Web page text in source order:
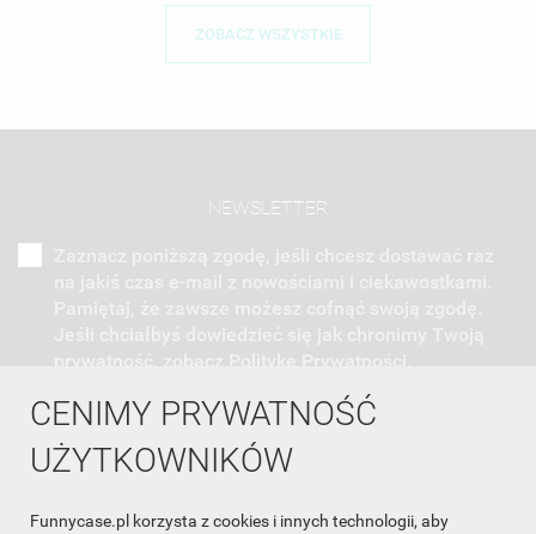
CENIMY PRYWATNOŚĆ
UŻYTKOWNIKÓW
Funnycase.pl korzysta z cookies i innych technologii, aby
ZOBACZ WSZYSTKIE
NEWSLETTER
INFORMACJA O SKLEPIE